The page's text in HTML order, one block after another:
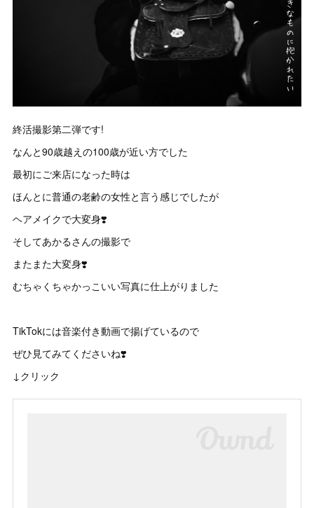
終活撮影第二弾です!
なんと90歳越えの100歳が近い方でした
最初にご来店になった時は
ほんとに普通の老齢の女性と言う感じでしたが
ヘアメイクで大変身❣️
そしてあかるさんの撮影で
またまた大変身❣️
むちゃくちゃかっこいい写真に仕上がりました
TikTokには音楽付き動画で揚げているので
ぜひ見てみてくださいね❣️
↓クリック